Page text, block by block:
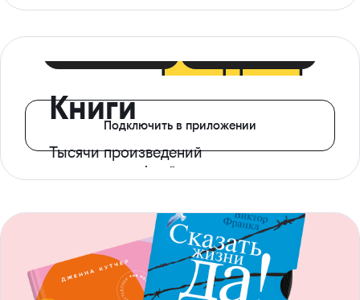
Книги
Тысячи произведений
с доступом офлайн
Подключить в приложении